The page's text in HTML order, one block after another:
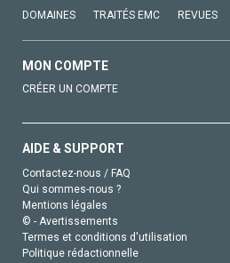
DOMAINES TRAITÉS EMC REVUES
MON COMPTE
CRÉER UN COMPTE
AIDE & SUPPORT
Contactez-nous / FAQ
Qui sommes-nous ?
Mentions légales
© - Avertissements
Termes et conditions d'utilisation
Politique rédactionnelle